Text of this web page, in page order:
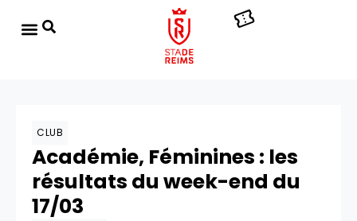
CLUB
Académie, Féminines : les
résultats du week-end du
17/03